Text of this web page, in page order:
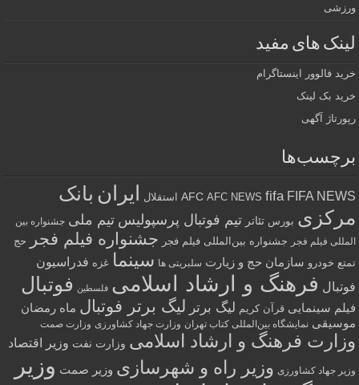
ورزشی
لینک های مفید
خرید فالوور اینستاگرام
خرید بک لینک
رپورتاژ آگهی
برچسب‌ها
AFC AFC NEWS fifa FIFA NEWS استقلال ایران بانک
مرکزی بورس تئاتر تیم فوتبال پرسپولیس تیم ملی جشنواره بین
المللی فیلم فجر جشنواره بین‌المللی فیلم فجر جشنواره فیلم فجر
حج
تمتع خودرو سازمان حج و زیارت سلبریتی ها سینما غزه فدراسیون
فوتبال فرهنگ و ارشاد اسلامی فلسطین فوتبال
فیلم سینمایی قرآن کریم لیگ برتر لیگ برتر فوتبال ماه رمضان
موسیقی نمایشگاه بین‌المللی کتاب تهران وزارت جهاد کشاورزی وزارت صمت
وزارت فرهنگ و ارشاد اسلامی وزارت نفت وزیر اقتصاد
وزیر جهاد کشاورزی وزیر راه و شهرسازی وزیر صمت وزیر